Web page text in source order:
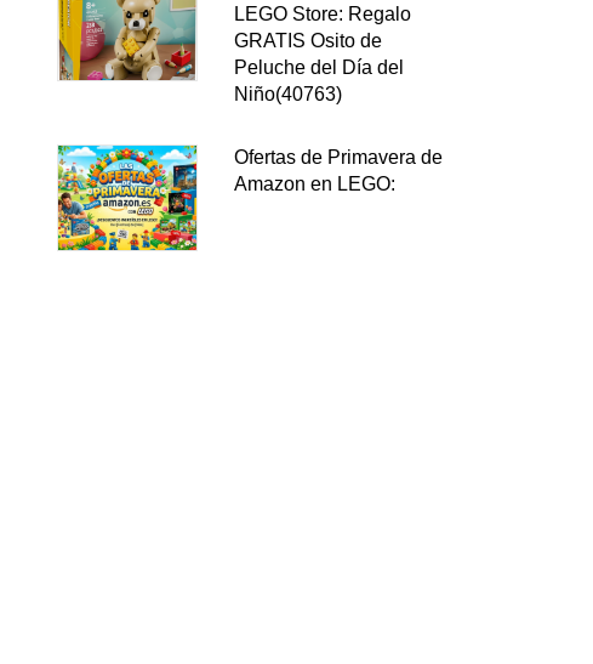
LEGO Store: Regalo
GRATIS Osito de
Peluche del Día del
Niño(40763)
Ofertas de Primavera de
Amazon en LEGO: